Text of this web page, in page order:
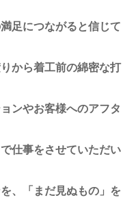
足につながると信じて
から着工前の綿密な打
ンやお客様へのアフタ
仕事をさせていただい
、「まだ見ぬもの」を